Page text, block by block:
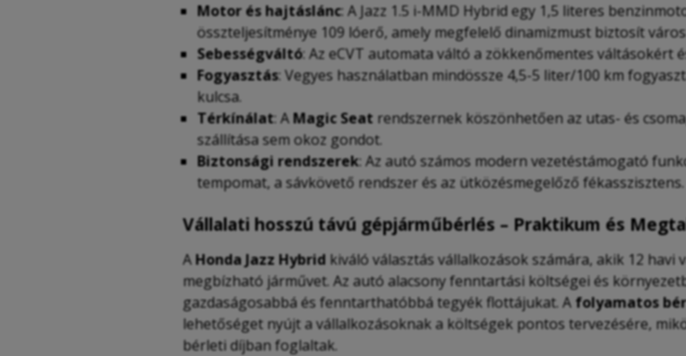
Motor és hajtáslánc: A Jazz 1.5 i-MMD Hybrid egy 1,5 literes
összteljesítménye 109 lóerő, amely megfelelő dinamizmust biztosít
Sebességváltó: Az eCVT automata váltó a zökkenőmentes váltásokért
Fogyasztás: Vegyes használatban mindössze 4,5-5 liter/100 km
kulcsa.
Térkínálat: AMagic Seat rendszernek köszönhetően az utas- és
szállítása sem okoz gondot.
Biztonsági rendszerek: Az autó számos modern vezetéstámogató
tempomat, a sávkövető rendszer és az ütközésmegelőző fékasszisztens.
Vállalati hosszú távú gépjárműbérlés – Praktikum és
AHonda Jazz Hybrid kiváló választás vállalkozások számára, akik 12
megbízható járművet. Az autó alacsony fenntartási költségei és
gazdaságosabbá és fenntarthatóbbá tegyék flottájukat. A folyamatos
lehetőséget nyújt a vállalkozásoknak a költségek pontos tervezésére,
bérleti díjban foglaltak.